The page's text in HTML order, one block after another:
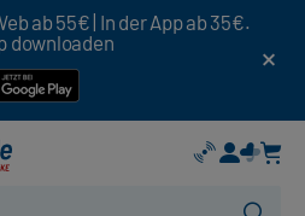
ab 55€ | In der App ab 35€.
downloaden